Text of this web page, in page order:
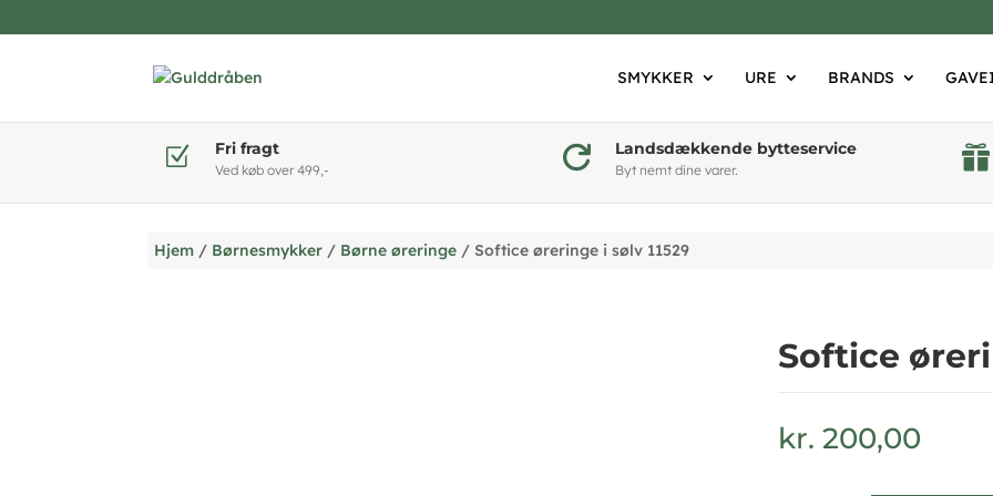
SMYKKER URE BRANDS
Z Fri fragt
Ved køb over 499,-  Landsdækkende bytteservice
Byt nemt dine varer. 
Hjem / Børnesmykker / Børne øreringe / Softice øreringe i sølv 11529
Softice
kr. 200,00